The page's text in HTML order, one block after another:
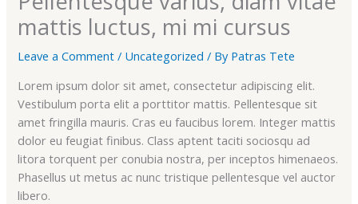
mattis luctus, mi mi cursus
Leave a Comment / Uncategorized / By Patras Tete
Lorem ipsum dolor sit amet, consectetur adipiscing elit.
Vestibulum porta elit a porttitor mattis. Pellentesque sit
amet fringilla mauris. Cras eu faucibus lorem. Integer mattis
dolor eu feugiat finibus. Class aptent taciti sociosqu ad
litora torquent per conubia nostra, per inceptos himenaeos.
Phasellus ut metus ac nunc tristique pellentesque vel auctor
libero.